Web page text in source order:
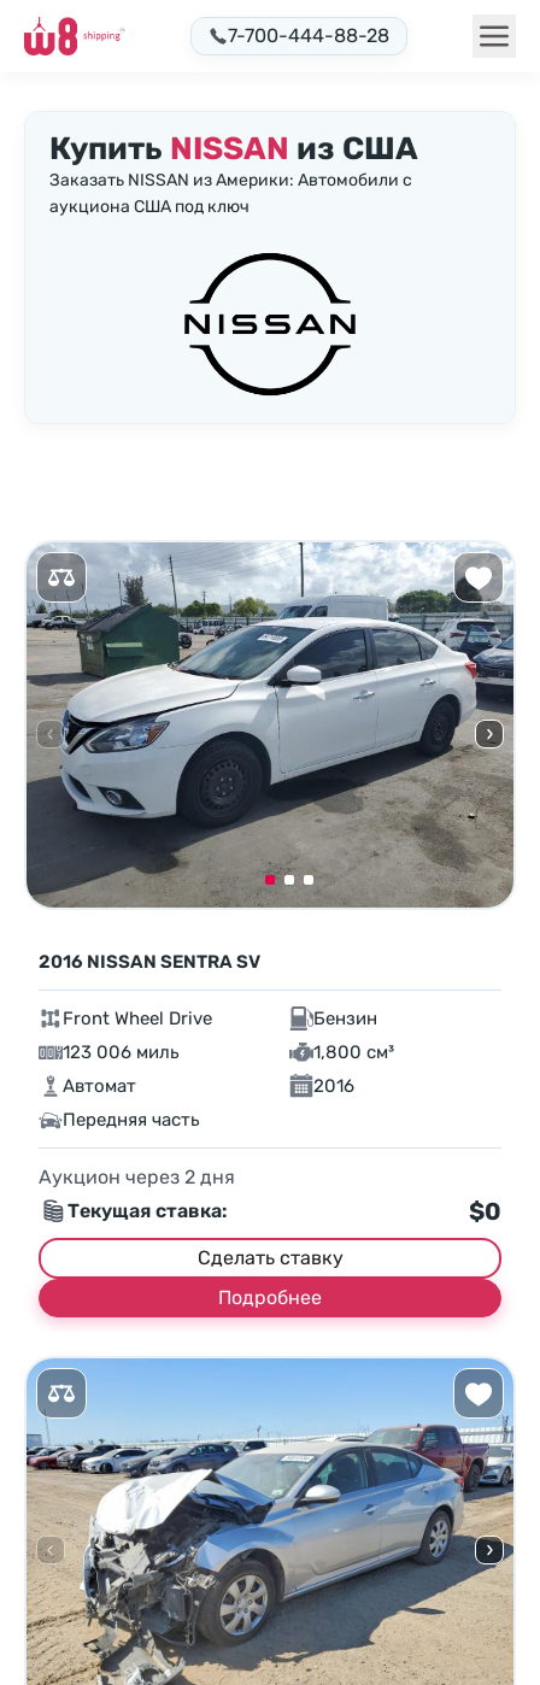
7-700-444-88-28
Купить NISSAN из США
Заказать NISSAN из Америки: Автомобили с
аукциона США под ключ
2016 NISSAN SENTRA SV
Front Wheel Drive
Бензин
123 006 миль
1,800 см³
Автомат
2016
Передняя часть
Аукцион через 2 дня
Текущая ставка:
$0
Сделать ставку
Подробнее